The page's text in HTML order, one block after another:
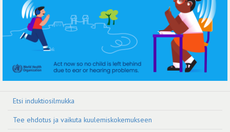
Etsi induktiosilmukka
Tee ehdotus ja vaikuta kuulemiskokemukseen